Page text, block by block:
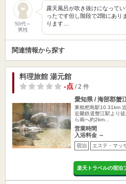
50代～
男性
露天風呂が吹き抜けになって
ったです但し階段で2階にあり
ります…
関連情報から探す
料理旅館 湯元館
-点/ 2 件
愛知県 / 海部郡蟹
東枇杷島駅10.31km
近畿鉄道蟹江駅より
ら南へ約2km…
営業時間
入浴料金 ～
宿泊 エステ・マッ
楽天トラベルの宿泊